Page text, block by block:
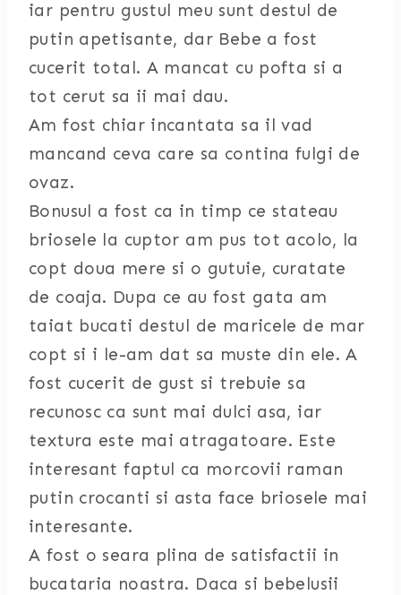
iar pentru gustul meu sunt destul de
putin apetisante, dar Bebe a fost
cucerit total. A mancat cu pofta si a
tot cerut sa ii mai dau.
Am fost chiar incantata sa il vad
mancand ceva care sa contina fulgi de
ovaz.
Bonusul a fost ca in timp ce stateau
briosele la cuptor am pus tot acolo, la
copt doua mere si o gutuie, curatate
de coaja. Dupa ce au fost gata am
taiat bucati destul de maricele de mar
copt si i le-am dat sa muste din ele. A
fost cucerit de gust si trebuie sa
recunosc ca sunt mai dulci asa, iar
textura este mai atragatoare. Este
interesant faptul ca morcovii raman
putin crocanti si asta face briosele mai
interesante.
A fost o seara plina de satisfactii in
bucataria noastra. Daca si bebelusii